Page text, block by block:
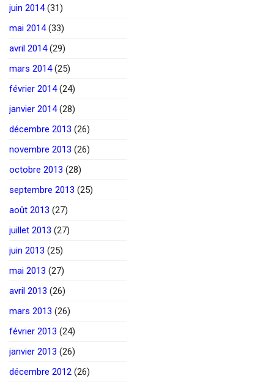
juin 2014(31)
mai 2014(33)
avril 2014(29)
mars 2014(25)
février 2014(24)
janvier 2014(28)
décembre 2013 (26)
novembre 2013 (26)
octobre 2013 (28)
septembre 2013 (25)
août 2013 (27)
juillet 2013 (27)
juin 2013 (25)
mai 2013 (27)
avril 2013 (26)
mars 2013 (26)
février 2013 (24)
janvier 2013 (26)
décembre 2012 (26)